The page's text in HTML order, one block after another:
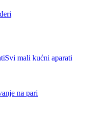
Svi mali kućni aparati
na pari